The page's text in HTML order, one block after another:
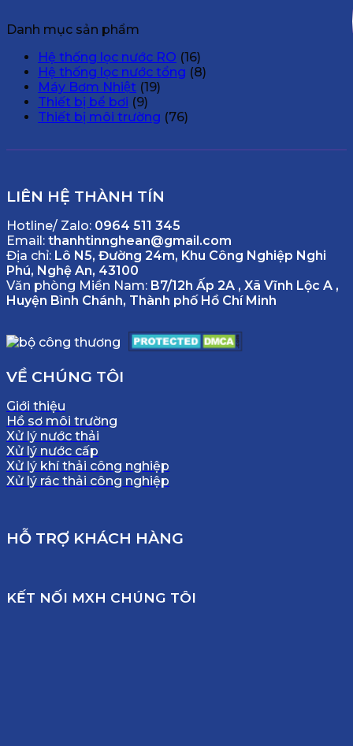
Danh mục sản phẩm
Hệ thống lọc nước RO (16)
Hệ thống lọc nước tổng (8)
Máy Bơm Nhiệt (19)
Thiết bị bể bơi (9)
Thiết bị môi trường (76)
LIÊN HỆ THÀNH TÍN
Hotline/ Zalo: 0964 511 345
Email: thanhtinnghean@gmail.com
Địa chỉ: Lô N5, Đường 24m, Khu Công Nghiệp Nghi
Phú, Nghệ An, 43100
Văn phòng Miền Nam: B7/12h Ấp 2A , Xã Vĩnh Lộc A ,
Huyện Bình Chánh, Thành phố Hồ Chí Minh
VỀ CHÚNG TÔI
Giới thiệu
Hồ sơ môi trường
Xử lý nước thải
Xử lý nước cấp
Xử lý khí thải công nghiệp
Xử lý rác thải công nghiệp
HỖ TRỢ KHÁCH HÀNG
KẾT NỐI MXH CHÚNG TÔI